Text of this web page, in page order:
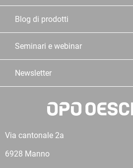
Blog di prodotti
Seminari e webinar
Newsletter
Via cantonale 2a
6928 Manno